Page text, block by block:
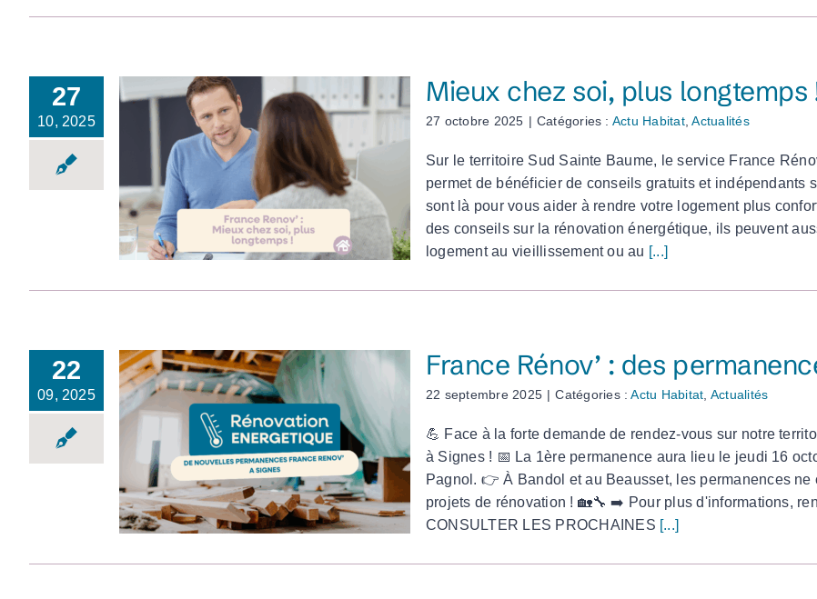
27
10, 2025
Mieux chez soi, plus
longtemps !
Mieux chez soi, plus longtemps
27 octobre 2025 | Catégories : Actu Habitat,Actualités
Sur le territoire Sud Sainte Baume, le service France
permet de bénéficier de conseils gratuits et indépendants
sont là pour vous aider à rendre votre logement plus
des conseils sur la rénovation énergétique, ils peuvent
logement au vieillissement ou au [...]
22
09, 2025
France Rénov’ : des
permanences
supplémentaires à
Signes !
France Rénov’ : des
22 septembre 2025 | Catégories :Actu Habitat, Actualités
💪 Face à la forte demande de rendez-vous sur notre
à Signes ! 📅 La 1ère permanence aura lieu le jeudi 16
Pagnol. 👉 À Bandol et au Beausset, les permanences
projets de rénovation ! 🏡🔧 ➡️ Pour plus d'informations,
CONSULTER LES PROCHAINES [...]